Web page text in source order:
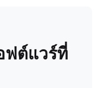
ฟต์แวร์ที่